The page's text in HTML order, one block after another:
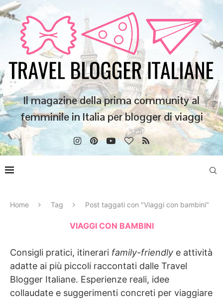
Il magazine della prima community al
femminile in Italia per blogger di viaggi
Home Tag Post taggati con "Viaggi con bambini"
VIAGGI CON BAMBINI
Consigli pratici, itinerari family-friendly e attività
adatte ai più piccoli raccontati dalle Travel
Blogger Italiane. Esperienze reali, idee
collaudate e suggerimenti concreti per viaggiare